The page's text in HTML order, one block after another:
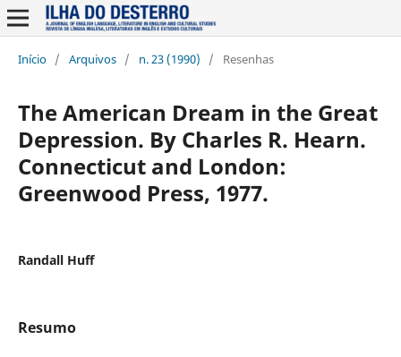
Início / Arquivos / n. 23 (1990) / Resenhas
The American Dream in the Great
Depression. By Charles R. Hearn.
Connecticut and London:
Greenwood Press, 1977.
Randall Huff
Resumo